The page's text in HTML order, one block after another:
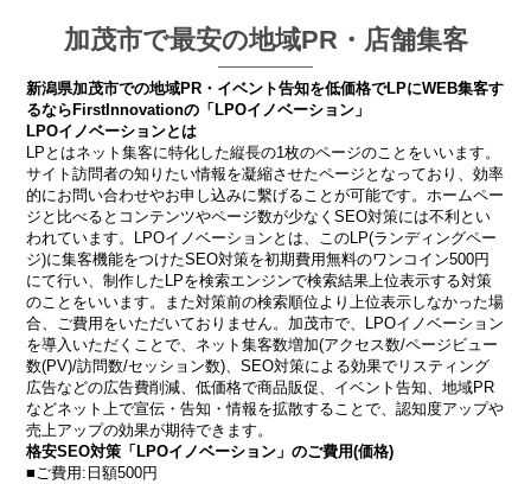
加茂市で最安の地域PR・店舗集客
新潟県加茂市での地域PR・イベント告知を低価格でLPにWEB集客す
るならFirstInnovationの「LPOイノベーション」
LPOイノベーションとは
LPとはネット集客に特化した縦長の1枚のページのことをいいます。
サイト訪問者の知りたい情報を凝縮させたページとなっており、効率
的にお問い合わせやお申し込みに繫げることが可能です。ホームペー
ジと比べるとコンテンツやページ数が少なくSEO対策には不利とい
われています。LPOイノベーションとは、このLP(ランディングペー
ジ)に集客機能をつけたSEO対策を初期費用無料のワンコイン500円
にて行い、制作したLPを検索エンジンで検索結果上位表示する対策
のことをいいます。また対策前の検索順位より上位表示しなかった場
合、ご費用をいただいておりません。加茂市で、LPOイノベーション
を導入いただくことで、ネット集客数増加(アクセス数/ページビュー
数(PV)/訪問数/セッション数)、SEO対策による効果でリスティング
広告などの広告費削減、低価格で商品販促、イベント告知、地域PR
などネット上で宣伝・告知・情報を拡散することで、認知度アップや
売上アップの効果が期待できます。
格安SEO対策「LPOイノベーション」のご費用(価格)
■ご費用:日額500円